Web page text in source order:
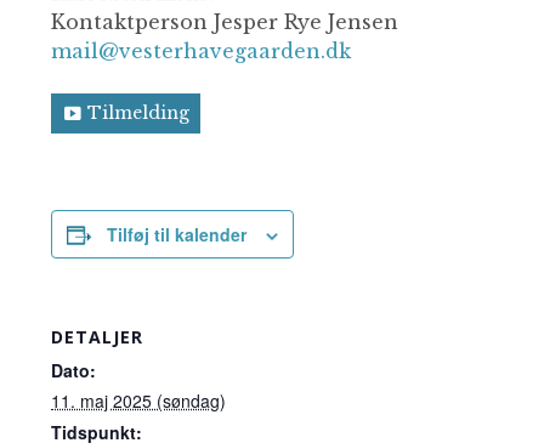
Kontaktperson Jesper Rye Jensen
mail@vesterhavegaarden.dk
Tilmelding
Tilføj til kalender
DETALJER
Dato:
11. maj 2025 (søndag)
Tidspunkt: